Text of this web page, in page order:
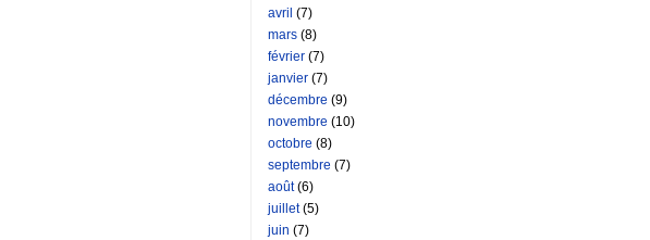
avril (7)
mars (8)
février (7)
janvier (7)
décembre (9)
novembre (10)
octobre (8)
septembre (7)
août(6)
juillet(5)
juin (7)